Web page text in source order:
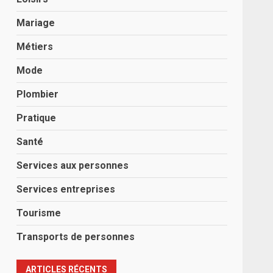
Mariage
Métiers
Mode
Plombier
Pratique
Santé
Services aux personnes
Services entreprises
Tourisme
Transports de personnes
ARTICLES RÉCENTS